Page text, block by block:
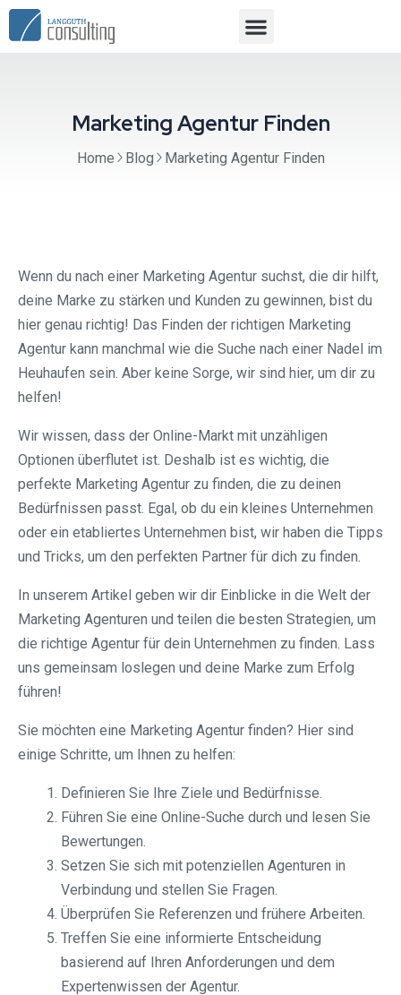
Marketing Agentur Finden
Home Blog Marketing Agentur Finden
Wenn du nach einer Marketing Agentur suchst, die dir hilft,
deine Marke zu stärken und Kunden zu gewinnen, bist du
hier genau richtig! Das Finden der richtigen Marketing
Agentur kann manchmal wie die Suche nach einer Nadel im
Heuhaufen sein. Aber keine Sorge, wir sind hier, um dir zu
helfen!
Wir wissen, dass der Online-Markt mit unzähligen
Optionen überflutet ist. Deshalb ist es wichtig, die
perfekte Marketing Agentur zu finden, die zu deinen
Bedürfnissen passt. Egal, ob du ein kleines Unternehmen
oder ein etabliertes Unternehmen bist, wir haben die Tipps
und Tricks, um den perfekten Partner für dich zu finden.
In unserem Artikel geben wir dir Einblicke in die Welt der
Marketing Agenturen und teilen die besten Strategien, um
die richtige Agentur für dein Unternehmen zu finden. Lass
uns gemeinsam loslegen und deine Marke zum Erfolg
führen!
Sie möchten eine Marketing Agentur finden? Hier sind
einige Schritte, um Ihnen zu helfen:
Definieren Sie Ihre Ziele und Bedürfnisse.
Führen Sie eine Online-Suche durch und lesen Sie
Bewertungen.
Setzen Sie sich mit potenziellen Agenturen in
Verbindung und stellen Sie Fragen.
Überprüfen Sie Referenzen und frühere Arbeiten.
Treffen Sie eine informierte Entscheidung
basierend auf Ihren Anforderungen und dem
Expertenwissen der Agentur.